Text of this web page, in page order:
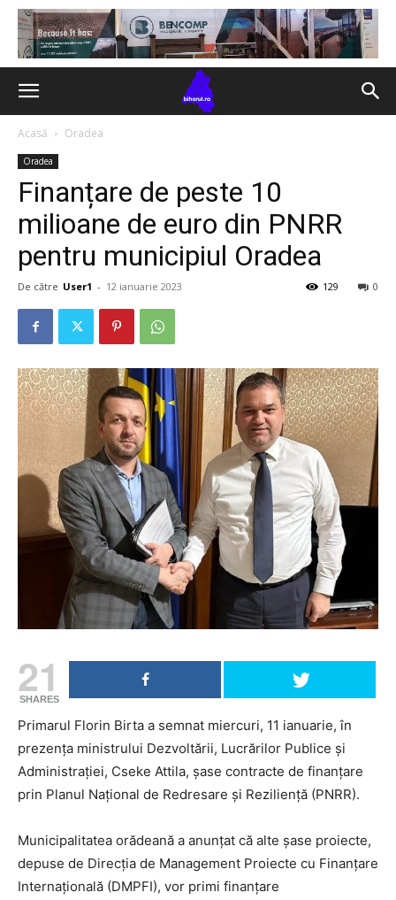
Acasă Oradea
Oradea
Finanțare de peste 10
milioane de euro din PNRR
pentru municipiul Oradea
De către User1 - 12 ianuarie 2023 0
129
21
SHARES
Primarul Florin Birta a semnat miercuri, 11 ianuarie, în
prezența ministrului Dezvoltării, Lucrărilor Publice și
Administrației, Cseke Attila, şase contracte de finanțare
prin Planul Național de Redresare și Reziliență (PNRR).
Municipalitatea orădeană a anunţat că alte şase proiecte,
depuse de Direcția de Management Proiecte cu Finanțare
Internațională (DMPFI), vor primi finanțare